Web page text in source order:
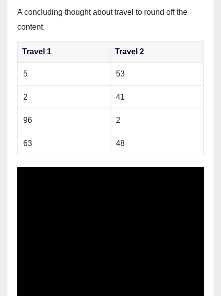
A concluding thought about travel to round off the
content.
Travel 1 Travel 2
5 53
2 41
96 2
63 48